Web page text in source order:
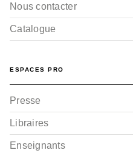
Nous contacter
Catalogue
ESPACES PRO
Presse
Libraires
Enseignants